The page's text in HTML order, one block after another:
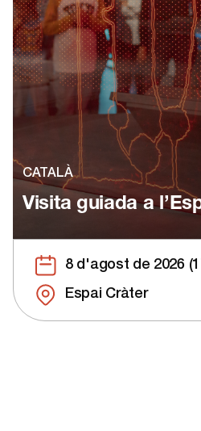
CATALÀ
Visita guiada a
8 d'agost de 2026
Espai Cràter